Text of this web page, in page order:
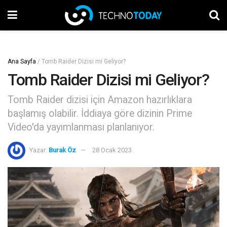
Ana Sayfa / Tomb Raider Dizisi mi Geliyor?
Tomb Raider Dizisi mi Geliyor?
Tomb Raider dizisi için Amazon hazırlıklara
başlamış olabilir. İddiaya göre dizinin Prime
Video'da yayımlanması planlanıyor.
Yazar: Burak Öz 28 Ocak 2023